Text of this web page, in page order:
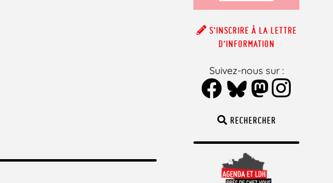
RECHERCHER
S’INSCRIRE À LA LETTRE
D’INFORMATION
Suivez-nous sur :